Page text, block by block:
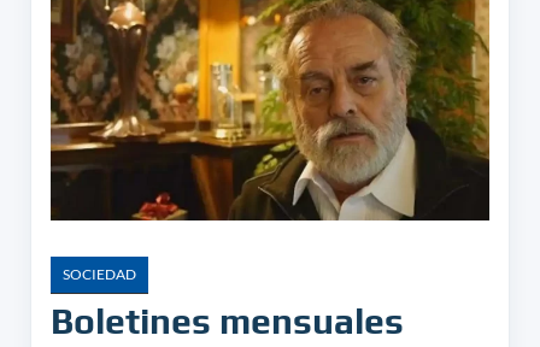
SOCIEDAD
Boletines mensuales